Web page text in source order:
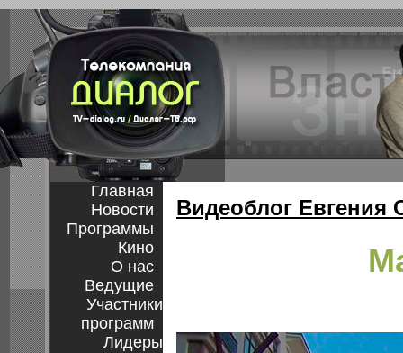
Главная
Новости
Программы
Кино
О нас
Ведущие
Участники
программ
Лидеры
Видеоблог Евгения